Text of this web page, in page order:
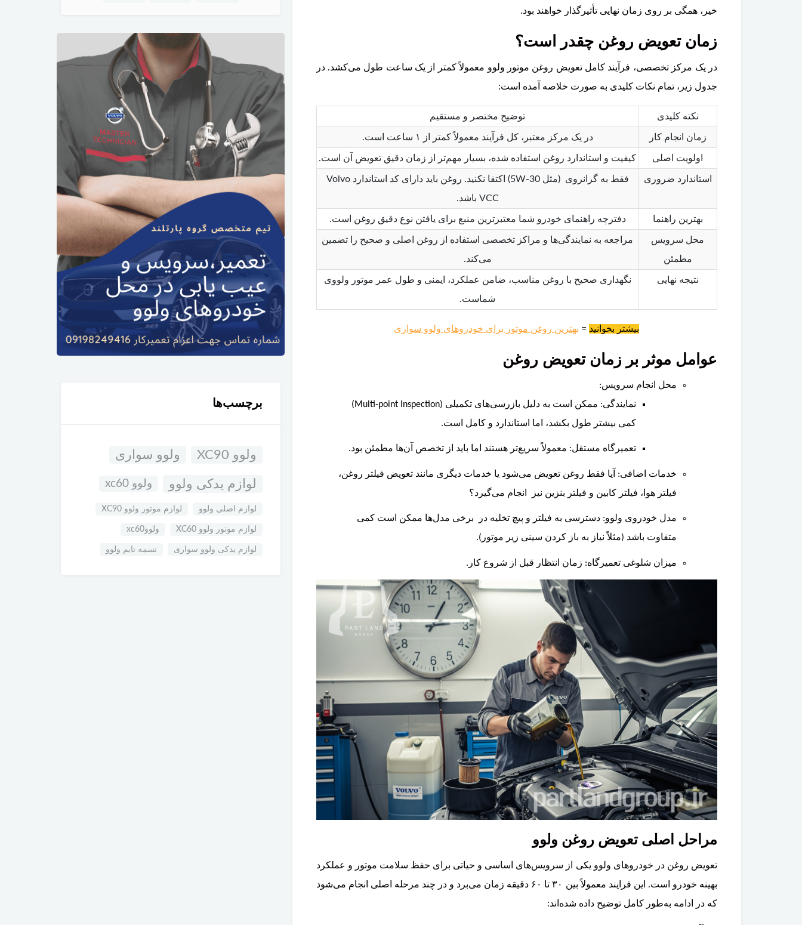
خیر، همگی بر روی زمان نهایی تأثیرگذار خواهند بود.
زمان تعویض روغن چقدر است؟
در یک مرکز تخصصی، فرآیند کامل تعویض روغن موتور ولوو معمولاً کمتر از یک ساعت طول می‌کشد. در
جدول زیر، تمام نکات کلیدی به صورت خلاصه آمده است:
نکته کلیدی توضیح مختصر و مستقیم
زمان انجام کار در یک مرکز معتبر، کل فرآیند معمولاً کمتر از ۱ ساعت است.
اولویت اصلی کیفیت و استاندارد روغن استفاده شده، بسیار مهم‌تر از زمان دقیق تعویض آن است.
استاندارد ضروری
فقط به گرانروی (مثل 5W-30) اکتفا نکنید. روغن باید دارای کد استاندارد Volvo
VCC باشد.
بهترین راهنما دفترچه راهنمای خودرو شما معتبرترین منبع برای یافتن نوع دقیق روغن است.
محل سرویس
مطمئن
مراجعه به نمایندگی‌ها و مراکز تخصصی استفاده از روغن اصلی و صحیح را تضمین
می‌کند.
نتیجه نهایی
نگهداری صحیح با روغن مناسب، ضامن عملکرد، ایمنی و طول عمر موتور ولووی
شماست.
بیشتر بخوانید = بهترین روغن موتور برای خودروهای ولوو سواری
عوامل موثر بر زمان تعویض روغن
محل انجام سرویس:
نمایندگی: ممکن است به دلیل بازرسی‌های تکمیلی (Multi-point Inspection)
کمی بیشتر طول بکشد، اما استاندارد و کامل است.
تعمیرگاه مستقل: معمولاً سریع‌تر هستند اما باید از تخصص آن‌ها مطمئن بود.
خدمات اضافی: آیا فقط روغن تعویض می‌شود یا خدمات دیگری مانند تعویض فیلتر روغن،
فیلتر هوا، فیلتر کابین و فیلتر بنزین نیز انجام می‌گیرد؟
مدل خودروی ولوو: دسترسی به فیلتر و پیچ تخلیه در برخی مدل‌ها ممکن است کمی
متفاوت باشد (مثلاً نیاز به باز کردن سینی زیر موتور).
میزان شلوغی تعمیرگاه: زمان انتظار قبل از شروع کار.
مراحل اصلی تعویض روغن ولوو
تعویض روغن در خودروهای ولوو یکی از سرویس‌های اساسی و حیاتی برای حفظ سلامت موتور و عملکرد
بهینه خودرو است. این فرایند معمولاً بین ۳۰ تا ۶۰ دقیقه زمان می‌برد و در چند مرحله اصلی انجام می‌شود
که در ادامه به‌طور کامل توضیح داده شده‌اند:
برچسب‌ها
ولوو XC90 ولوو سواری
لوازم یدکی ولوو ولوو xc60
لوازم اصلی ولوو لوازم موتور ولوو XC90
لوازم موتور ولوو XC60 ولووxc60
لوازم یدکی ولوو سواری تسمه تایم ولوو